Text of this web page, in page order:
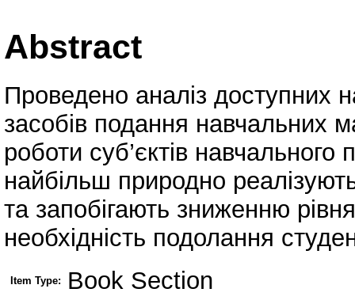
Abstract
Проведено аналіз доступних
засобів подання навчальних
роботи суб’єктів
найбільш природно
та запобігають зниженню
необхідність подолання
Item Type: Book Section